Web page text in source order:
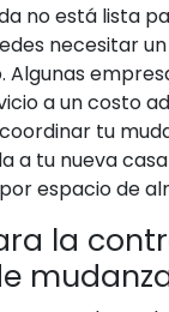
no está lista
necesitar
a un costo
tu
a tu nueva
espacio de
la